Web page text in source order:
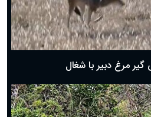
مرغ دبیر با شغال